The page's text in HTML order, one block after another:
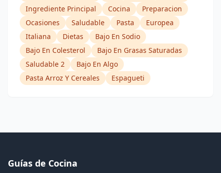
Ingrediente Principal
Cocina
Preparacion
Ocasiones
Saludable Pasta
Europea
Italiana
Dietas
Bajo En Sodio
Bajo En Colesterol
Bajo En Grasas Saturadas
Saludable 2
Bajo En Algo
Pasta Arroz Y Cereales
Espagueti
Guías de Cocina